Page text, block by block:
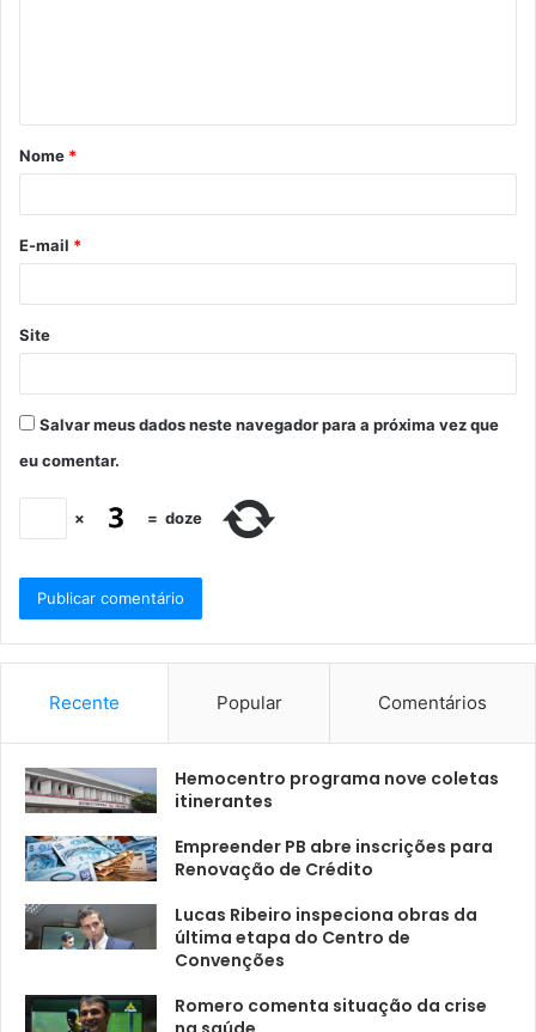
Nome *
E-mail *
Site
Salvar meus dados neste navegador para a próxima vez que
eu comentar.
× = doze
Recente Popular Comentários
Hemocentro programa nove coletas
itinerantes
Empreender PB abre inscrições para
Renovação de Crédito
Lucas Ribeiro inspeciona obras da
última etapa do Centro de
Convenções
Romero comenta situação da crise